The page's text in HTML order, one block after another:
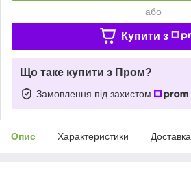
або
Купити з
Що таке купити з Пром?
Замовлення під захистом
Опис Характеристики Доставка